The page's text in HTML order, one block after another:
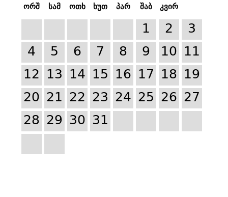
ორშ სამ ოთხ ხუთ პარ შაბ კვირ
1 2
3
4
5 6 7 8 9 10 11
12 13 14 15 16 17 18 19
20 21 22 23 24 25 26 27
28 29 30 31